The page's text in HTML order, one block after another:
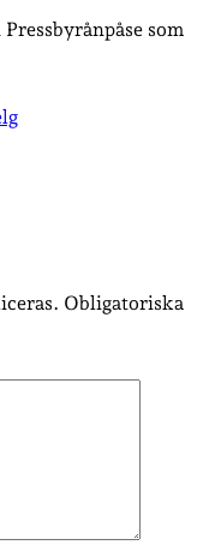
som
Obligatoriska